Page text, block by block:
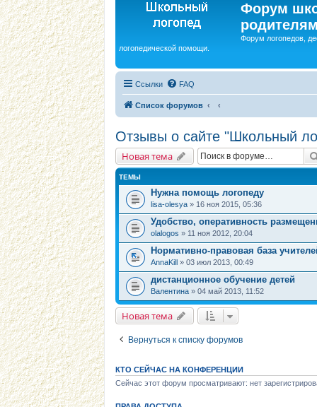
Форум
Форум логопедов,
логопедической помощи.
Ссылки FAQ
Список форумов
Отзывы о сайте "Школьный
Новая тема
ТЕМЫ
Нужна помощь логопеду
lisa-olesya » 16 ноя 2015, 05:36
Удобство, оперативность
olalogos » 11 ноя 2012, 20:04
Нормативно-правовая база
AnnaKill » 03 июл 2013, 00:49
дистанционное обучение детей
Валентина » 04 май 2013, 11:52
Новая тема
Вернуться к списку форумов
КТО СЕЙЧАС НА КОНФЕРЕНЦИИ
Сейчас этот форум просматривают: нет